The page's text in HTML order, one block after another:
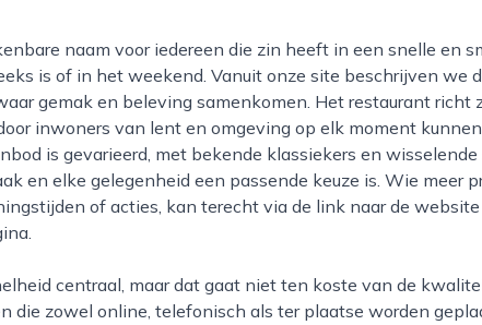
is of in het weekend. Vanuit onze site beschrijven we
gemak en beleving samenkomen. Het restaurant richt
inwoners van lent en omgeving op elk moment
is gevarieerd, met bekende klassiekers en wisselende
en elke gelegenheid een passende keuze is. Wie meer
of acties, kan terecht via de link naar de
die zowel online, telefonisch als ter plaatse worden